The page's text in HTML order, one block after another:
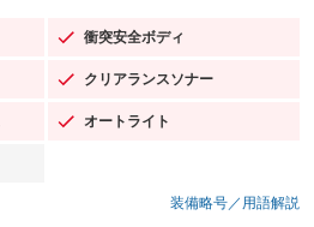
衝突安全ボディ
：装備あり
クリアランスソナー
：装備あり
オートライト
：装備あり
装備略号／用語解説